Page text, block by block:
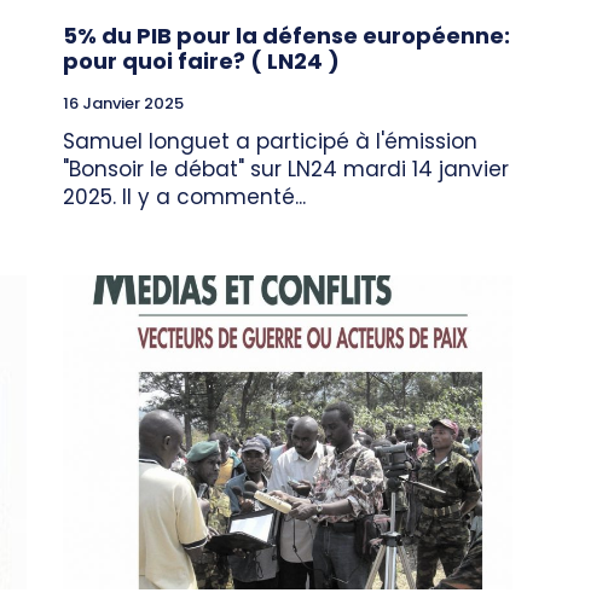
5% du PIB pour la défense européenne:
pour quoi faire? ( LN24 )
16 Janvier 2025
Samuel longuet a participé à l'émission
"Bonsoir le débat" sur LN24 mardi 14 janvier
2025. Il y a commenté...